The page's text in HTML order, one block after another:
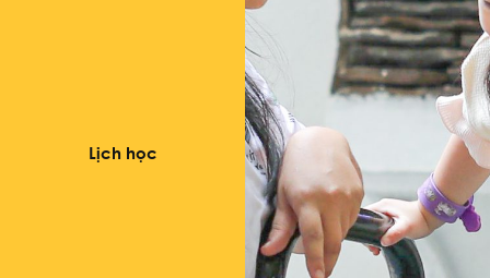
Lịch học